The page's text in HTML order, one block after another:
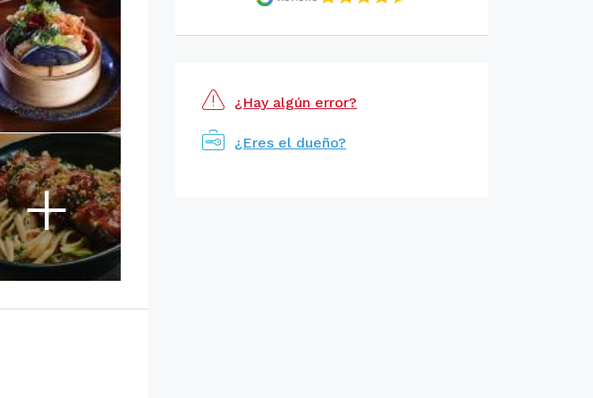
+
¿Hay algún error?
¿Eres el dueño?